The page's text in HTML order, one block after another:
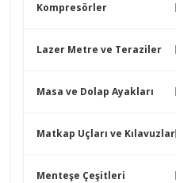
Kompresörler
Lazer Metre ve Teraziler
Masa ve Dolap Ayakları
Matkap Uçları ve Kılavuzlar
Menteşe Çeşitleri